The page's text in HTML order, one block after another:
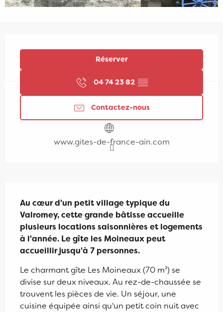
Réserver
04 74 23 82 ▒▒
Contactez-nous
www.gites-de-france-ain.com
Au cœur d'un petit village typique du
Valromey, cette grande bâtisse accueille
plusieurs locations saisonnières et logements
à l'année. Le gîte les Moineaux peut
accueillir jusqu'à 7 personnes.
Le charmant gîte Les Moineaux (70 m²) se
divise sur deux niveaux. Au rez-de-chaussée se
trouvent les pièces de vie. Un séjour, une
cuisine équipée ainsi qu'un petit coin nuit avec